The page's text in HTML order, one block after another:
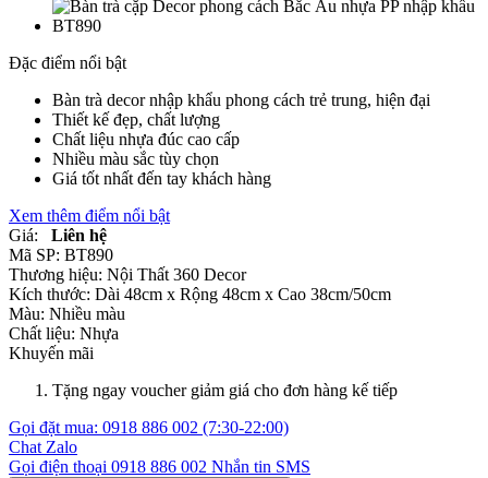
Đặc điểm nổi bật
Bàn trà decor nhập khẩu phong cách trẻ trung, hiện đại
Thiết kế đẹp, chất lượng
Chất liệu nhựa đúc cao cấp
Nhiều màu sắc tùy chọn
Giá tốt nhất đến tay khách hàng
Xem thêm điểm nổi bật
Giá:
Liên hệ
Mã SP: BT890
Thương hiệu: Nội Thất 360 Decor
Kích thước: Dài 48cm x Rộng 48cm x Cao 38cm/50cm
Màu: Nhiều màu
Chất liệu: Nhựa
Khuyến mãi
Tặng ngay voucher giảm giá cho đơn hàng kế tiếp
Gọi đặt mua: 0918 886 002 (7:30-22:00)
Chat Zalo
Gọi điện thoại 0918 886 002 Nhắn tin SMS